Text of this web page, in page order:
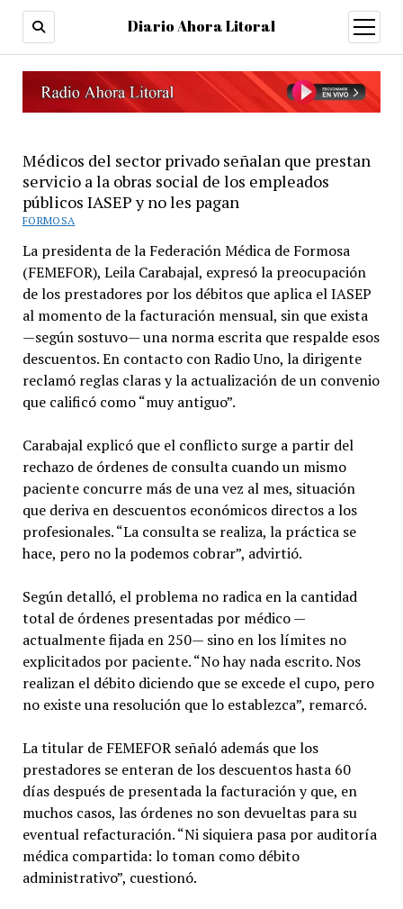
Diario Ahora Litoral
open
menu
Médicos del sector privado señalan que prestan
servicio a la obras social de los empleados
públicos IASEP y no les pagan
FORMOSA
La presidenta de la Federación Médica de Formosa
(FEMEFOR), Leila Carabajal, expresó la preocupación
de los prestadores por los débitos que aplica el IASEP
al momento de la facturación mensual, sin que exista
—según sostuvo— una norma escrita que respalde esos
descuentos. En contacto con Radio Uno, la dirigente
reclamó reglas claras y la actualización de un convenio
que calificó como “muy antiguo”.
Carabajal explicó que el conflicto surge a partir del
rechazo de órdenes de consulta cuando un mismo
paciente concurre más de una vez al mes, situación
que deriva en descuentos económicos directos a los
profesionales. “La consulta se realiza, la práctica se
hace, pero no la podemos cobrar”, advirtió.
Según detalló, el problema no radica en la cantidad
total de órdenes presentadas por médico —
actualmente fijada en 250— sino en los límites no
explicitados por paciente. “No hay nada escrito. Nos
realizan el débito diciendo que se excede el cupo, pero
no existe una resolución que lo establezca”, remarcó.
La titular de FEMEFOR señaló además que los
prestadores se enteran de los descuentos hasta 60
días después de presentada la facturación y que, en
muchos casos, las órdenes no son devueltas para su
eventual refacturación. “Ni siquiera pasa por auditoría
médica compartida: lo toman como débito
administrativo”, cuestionó.